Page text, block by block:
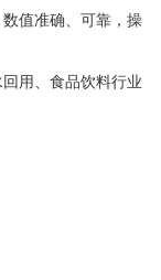
值准确、可靠，操
用、食品饮料行业